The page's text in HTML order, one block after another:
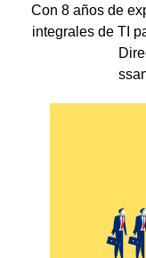
Con 8 años de
integrales de TI